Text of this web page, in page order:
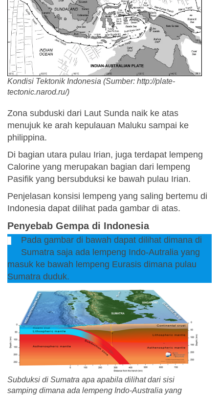
Kondisi Tektonik Indonesia (Sumber: http://plate-
tectonic.narod.ru/)
Zona subduski dari Laut Sunda naik ke atas
menujuk ke arah kepulauan Maluku sampai ke
philippina.
Di bagian utara pulau Irian, juga terdapat lempeng
Calorine yang merupakan bagian dari lempeng
Pasifik yang bersubduksi ke bawah pulau Irian.
Penjelasan konsisi lempeng yang saling bertemu di
Indonesia dapat dilihat pada gambar di atas.
Penyebab Gempa di Indonesia
Pada gambar di bawah dapat dilihat dimana di
Sumatra saja ada lempeng Indo-Autralia yang
masuk ke bawah lempeng Eurasis dimana pulau
Sumatra duduk.
Subduksi di Sumatra apa apabila dilihat dari sisi
samping dimana ada lempeng Indo-Australia yang